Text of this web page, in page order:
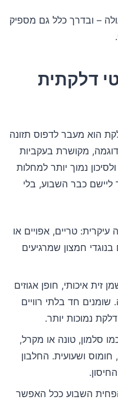
– ובדרך כלל גם מספיק
דלקתית
הוא מעבר לדפוס תזונה
מקושרת בעקביות
לרמות נמוכות יותר של CRP ו IL-6 ולסיכון נמוך יותר למחלות
כבר השבוע, בלי
עיקרית: טריים, אפויים או
חמצון שמרגיעים
זית איכותי, חופן אגוזים
חד בלתי רוויים
נמוכות יותר.
סלמון, טונה או מקרל,
חומוס ושעועית. החלבון
השבוע ככל האפשר